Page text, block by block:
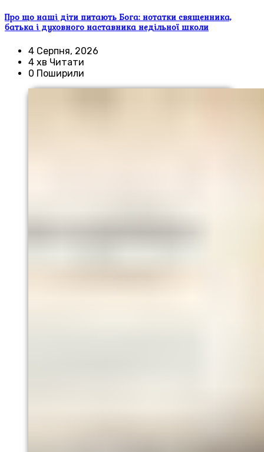
Про що наші діти питають Бога: нотатки священника,
батька і духовного наставника недільної школи
4 Серпня, 2026
4 хв Читати
0 Поширили